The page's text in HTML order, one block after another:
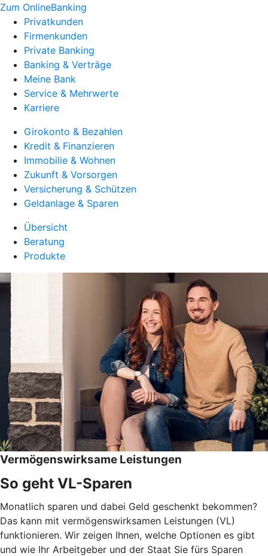
Zum OnlineBanking
Privatkunden
Firmenkunden
Private Banking
Banking & Verträge
Meine Bank
Service & Mehrwerte
Karriere
Girokonto & Bezahlen
Kredit & Finanzieren
Immobilie & Wohnen
Zukunft & Vorsorgen
Versicherung & Schützen
Geldanlage & Sparen
Übersicht
Beratung
Produkte
Vermögenswirksame Leistungen
So geht VL-Sparen
Monatlich sparen und dabei Geld geschenkt bekommen?
Das kann mit vermögenswirksamen Leistungen (VL)
funktionieren. Wir zeigen Ihnen, welche Optionen es gibt
und wie Ihr Arbeitgeber und der Staat Sie fürs Sparen